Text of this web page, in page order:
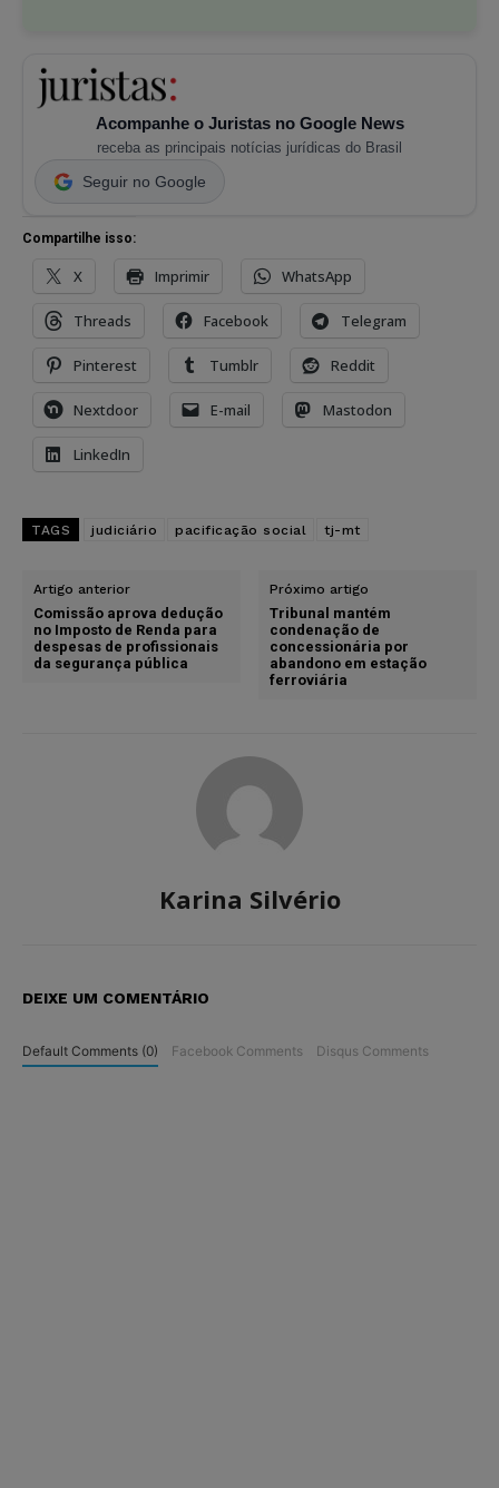
Acompanhe o Juristas no Google News
receba as principais notícias jurídicas do Brasil
Seguir no Google
Compartilhe isso:
X Imprimir WhatsApp
Threads Facebook Telegram
Pinterest Tumblr Reddit
Nextdoor E-mail Mastodon
LinkedIn
TAGS judiciário pacificação social tj-mt
Artigo anterior
Comissão aprova dedução
no Imposto de Renda para
despesas de profissionais
da segurança pública
Próximo artigo
Tribunal mantém
condenação de
concessionária por
abandono em estação
ferroviária
Karina Silvério
DEIXE UM COMENTÁRIO
Default Comments (0) Facebook Comments Disqus Comments